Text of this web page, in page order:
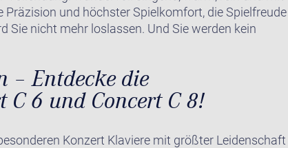
und höchster Spielkomfort, die Spielfreude
Sie nicht mehr loslassen. Und Sie werden kein
– Entdecke die
C 6 und Concert C 8!
Konzert Klaviere mit größter Leidenschaft